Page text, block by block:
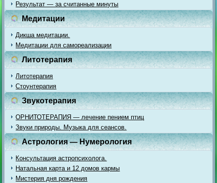
Результат — за считанные минуты
Медитации
Дикша медитации.
Медитации для самореализации
Литотерапия
Литотерапия
Стоунтерапия
Звукотерапия
ОРНИТОТЕРАПИЯ — лечение пением птиц
Звуки природы. Музыка для сеансов.
Астрология — Нумерология
Консультация астропсихолога.
Натальная карта и 12 домов кармы
Мистерия дня рождения